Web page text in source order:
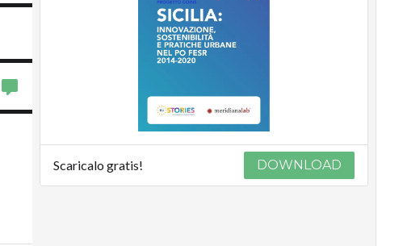
Scaricalo gratis! DOWNLOAD